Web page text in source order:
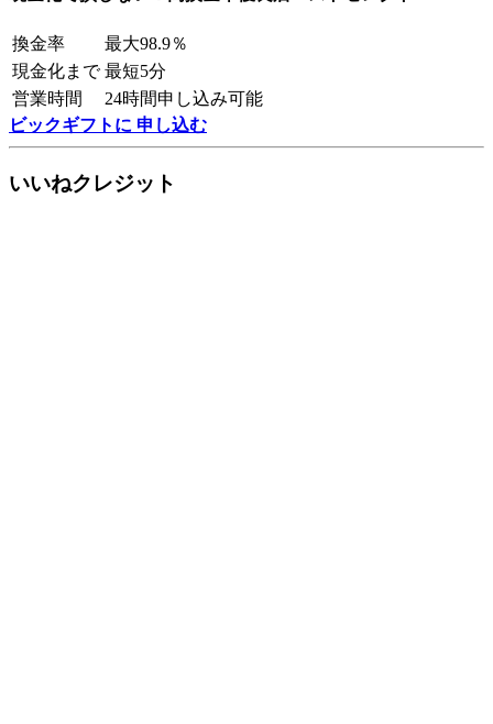
換金率
最大98.9％
現金化まで 最短5分
営業時間
24時間申し込み可能
ビックギフトに 申し込む
いいねクレジット